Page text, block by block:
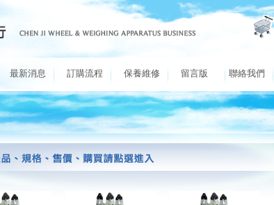
最新消息 訂購流程 保養維修 留言版 聯絡我們